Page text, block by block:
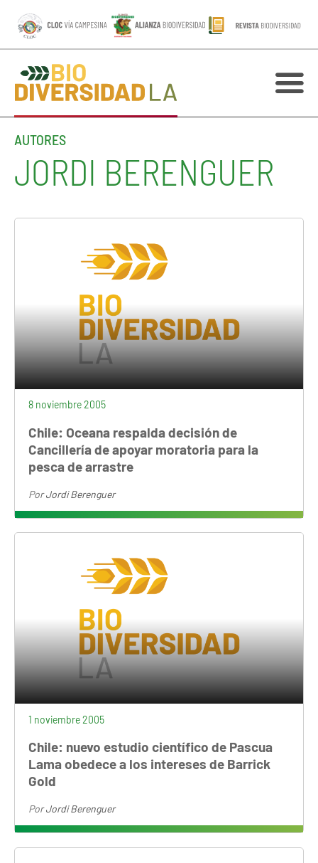
AUTORES
JORDI BERENGUER
8 noviembre 2005
Chile: Oceana respalda decisión de
Cancillería de apoyar moratoria para la
pesca de arrastre
PorJordi Berenguer
1 noviembre 2005
Chile: nuevo estudio científico de Pascua
Lama obedece a los intereses de Barrick
Gold
PorJordi Berenguer